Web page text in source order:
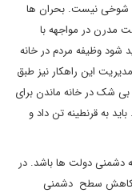
شوخی نیست. بحران ها
مدرن در مواجهه با
وظیفه مردم در خانه
این راهکار نیز طبق
بی شک در خانه ماندن برای
به قرنطینه تن داد و
دشمنی دولت ها باشد. در
کاهش سطح دشمنی